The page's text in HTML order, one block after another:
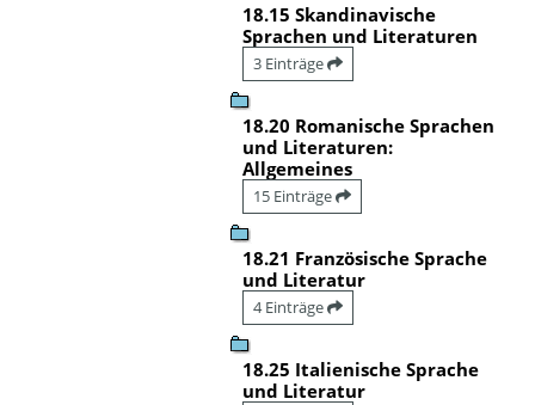
18.15 Skandinavische
Sprachen und Literaturen
3 Einträge
18.20 Romanische Sprachen
und Literaturen:
Allgemeines
15 Einträge
18.21 Französische Sprache
und Literatur
4 Einträge
18.25 Italienische Sprache
und Literatur